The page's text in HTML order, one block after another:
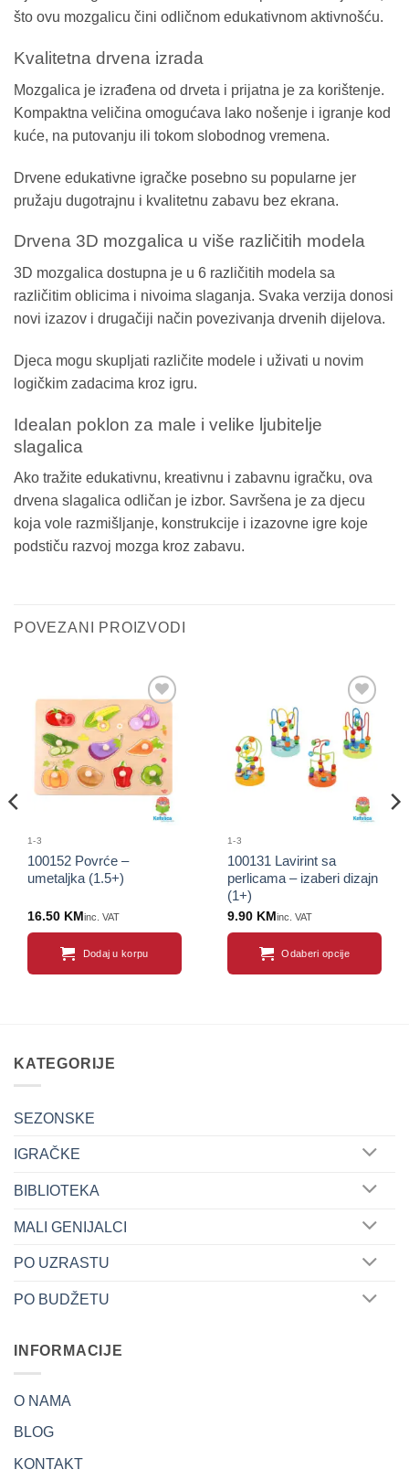
što ovu mozgalicu čini odličnom edukativnom aktivnošću.
Kvalitetna drvena izrada
Mozgalica je izrađena od drveta i prijatna je za korištenje.
Kompaktna veličina omogućava lako nošenje i igranje kod
kuće, na putovanju ili tokom slobodnog vremena.
Drvene edukativne igračke posebno su popularne jer
pružaju dugotrajnu i kvalitetnu zabavu bez ekrana.
Drvena 3D mozgalica u više različitih modela
3D mozgalica dostupna je u 6 različitih modela sa
različitim oblicima i nivoima slaganja. Svaka verzija donosi
novi izazov i drugačiji način povezivanja drvenih dijelova.
Djeca mogu skupljati različite modele i uživati u novim
logičkim zadacima kroz igru.
Idealan poklon za male i velike ljubitelje
slagalica
Ako tražite edukativnu, kreativnu i zabavnu igračku, ova
drvena slagalica odličan je izbor. Savršena je za djecu
koja vole razmišljanje, konstrukcije i izazovne igre koje
podstiču razvoj mozga kroz zabavu.
POVEZANI PROIZVODI
Sačuvaj
proizvod
1-3
100152 Povrće –
umetaljka (1.5+)
16.50 KM inc. VAT
Dodaj u korpu
Sačuvaj
proizvod
1-3
100131 Lavirint sa
perlicama – izaberi dizajn
(1+)
9.90 KM inc. VAT
Odaberi opcije
KATEGORIJE
SEZONSKE
IGRAČKE
BIBLIOTEKA
MALI GENIJALCI
PO UZRASTU
PO BUDŽETU
INFORMACIJE
O NAMA
BLOG
KONTAKT